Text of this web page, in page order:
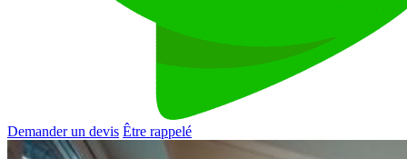
Demander un devis Être rappelé